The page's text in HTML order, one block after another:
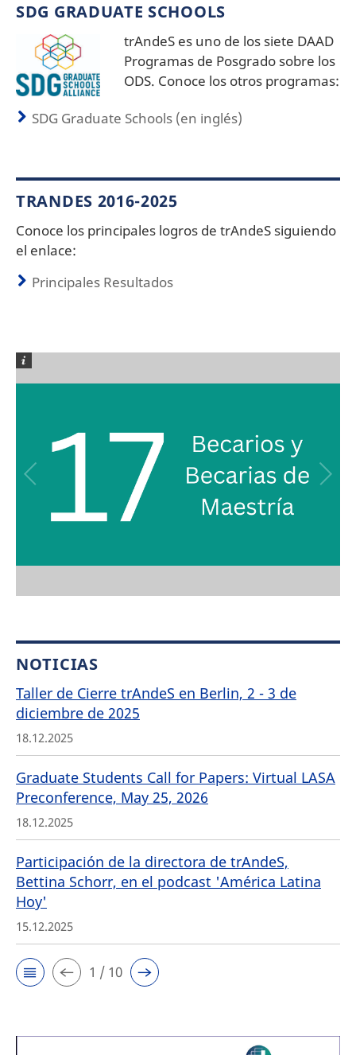
SDG GRADUATE SCHOOLS
trAndeS es uno de los siete DAAD
Programas de Posgrado sobre los
ODS. Conoce los otros programas:
SDG Graduate Schools (en inglés)
TRANDES 2016-2025
Conoce los principales logros de trAndeS siguiendo
el enlace:
Principales Resultados
NOTICIAS
Taller de Cierre trAndeS en Berlin, 2 - 3 de
diciembre de 2025
18.12.2025
Graduate Students Call for Papers: Virtual LASA
Preconference, May 25, 2026
18.12.2025
Participación de la directora de trAndeS,
Bettina Schorr, en el podcast 'América Latina
Hoy'
15.12.2025
1 / 10